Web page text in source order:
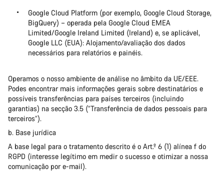
Google Cloud Platform (por exemplo, Google Cloud Storage,
BigQuery) – operada pela Google Cloud EMEA
Limited/Google Ireland Limited (Ireland) e, se aplicável,
Google LLC (EUA): Alojamento/avaliação dos dados
necessários para relatórios e painéis.
Operamos o nosso ambiente de análise no âmbito da UE/EEE.
Podes encontrar mais informações gerais sobre destinatários e
possíveis transferências para países terceiros (incluindo
garantias) na secção 3.5 (“Transferência de dados pessoais para
terceiros”).
b. Base jurídica
A base legal para o tratamento descrito é o Art.º 6 (1) alínea f do
RGPD (interesse legítimo em medir o sucesso e otimizar a nossa
comunicação por e-mail).